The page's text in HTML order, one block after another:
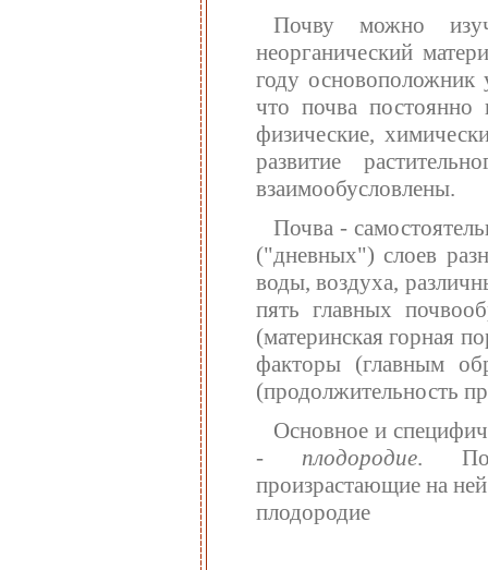
Почву можно
неорганический
году
что почва постоянно
физические,
развитие
взаимообусловлены.
Почва -
("дневных") слоев
воды, воздуха,
пять главных
(материнская горная
факторы (главным
(продолжительность
Основное и
- плодородие.
произрастающие на
плодородие